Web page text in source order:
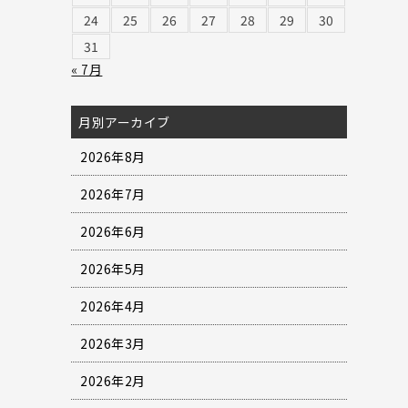
24
25 26 27 28 29
30
31
« 7月
月別アーカイブ
2026年8月
2026年7月
2026年6月
2026年5月
2026年4月
2026年3月
2026年2月